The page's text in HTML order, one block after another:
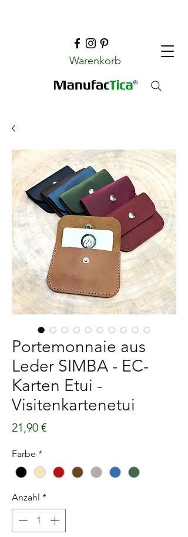
Warenkorb
Portemonnaie aus
Leder SIMBA - EC-
Karten Etui -
Visitenkartenetui
21,90 €Preis
Farbe *
Anzahl *